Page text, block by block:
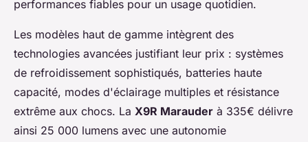
performances fiables pour un usage quotidien.
Les modèles haut de gamme intègrent des
technologies avancées justifiant leur prix : systèmes
de refroidissement sophistiqués, batteries haute
capacité, modes d'éclairage multiples et résistance
extrême aux chocs. La X9R Marauder à 335€ délivre
ainsi 25 000 lumens avec une autonomie